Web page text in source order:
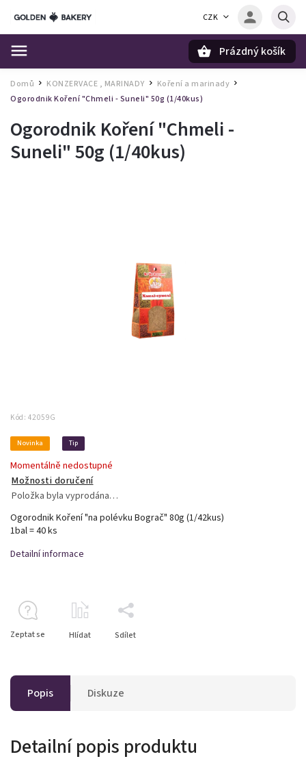
CZK
Prázdný košík
Domů / KONZERVACE , MARINADY Koření a marinady /
Ogorodnik Koření "Chmeli - Suneli" 50g (1/40kus)
Ogorodnik Koření "Chmeli -
Suneli" 50g (1/40kus)
Kód: 42059G
Novinka Tip
Momentálně nedostupné
Možnosti doručení
Položka byla vyprodána…
Ogorodnik Koření "na polévku Bograč" 80g (1/42kus)
1bal = 40 ks
Detailní informace
Zeptat se Hlídat Sdílet
Popis Diskuze
Detailní popis produktu